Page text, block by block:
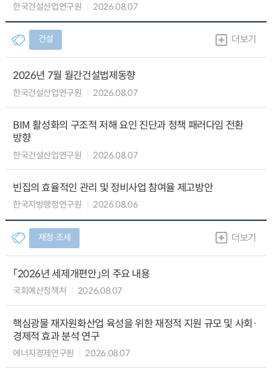
한국건설산업연구원 2026.08.07
건설 더보기
2026년 7월 월간건설법제동향
한국건설산업연구원 2026.08.07
BIM 활성화의 구조적 저해 요인 진단과 정책 패러다임 전환
방향
한국건설산업연구원 2026.08.07
빈집의 효율적인 관리 및 정비사업 참여율 제고방안
한국지방행정연구원 2026.08.06
재정∙조세 더보기
「2026년 세제개편안」의 주요 내용
국회예산정책처 2026.08.07
핵심광물 재자원화산업 육성을 위한 재정적 지원 규모 및 사회·
경제적 효과 분석 연구
에너지경제연구원 2026.08.07